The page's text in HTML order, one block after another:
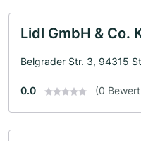
Lidl GmbH & Co.
Belgrader Str. 3, 94315
0.0 (0